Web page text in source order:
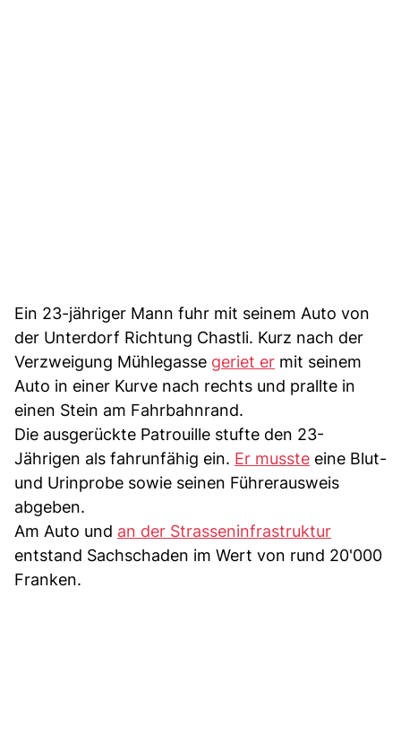
Ein 23-jähriger Mann fuhr mit seinem Auto von
der Unterdorf Richtung Chastli. Kurz nach der
Verzweigung Mühlegasse geriet er mit seinem
Auto in einer Kurve nach rechts und prallte in
einen Stein am Fahrbahnrand.
Die ausgerückte Patrouille stufte den 23-
Jährigen als fahrunfähig ein. Er musste eine Blut-
und Urinprobe sowie seinen Führerausweis
abgeben.
Am Auto und an der Strasseninfrastruktur
entstand Sachschaden im Wert von rund 20'000
Franken.